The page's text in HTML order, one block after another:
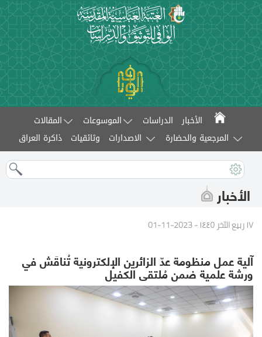
الأخبار الدراسات الموسوعات
المقالات
المرجعية والحضارة
الاصدارات وثائقيات ذاكرة العراق
الأخبار
١٧ ربيع الآخر ١٤٤٥ - 2023-11-01
آلية عمل منظومة عدّ الزائرين الإلكترونية تُناقَش في
ورشة علمية ضمن مُلتقى الكفيل